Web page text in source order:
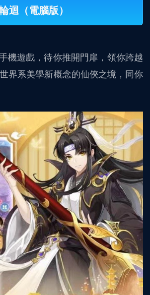
迴（電腦版）
機遊戲，待你推開門扉，領你跨越
界系美學新概念的仙俠之境，同你